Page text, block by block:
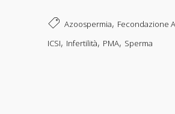
Azoospermia, Fecondazione
ICSI, Infertilità, PMA, Sperma